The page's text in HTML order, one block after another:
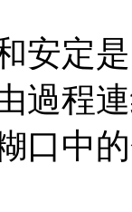
安定
過程
口中